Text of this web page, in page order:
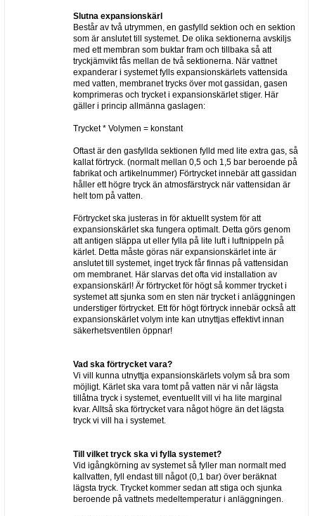
Slutna expansionskärl
Består av två utrymmen, en gasfylld sektion och en sektion
som är anslutet till systemet. De olika sektionerna avskiljs
med ett membran som buktar fram och tillbaka så att
tryckjämvikt fås mellan de två sektionerna. När vattnet
expanderar i systemet fylls expansionskärlets vattensida
med vatten, membranet trycks över mot gassidan, gasen
komprimeras och trycket i expansionskärlet stiger. Här
gäller i princip allmänna gaslagen:
Trycket * Volymen = konstant
Oftast är den gasfyllda sektionen fylld med lite extra gas, så
kallat förtryck. (normalt mellan 0,5 och 1,5 bar beroende på
fabrikat och artikelnummer) Förtrycket innebär att gassidan
håller ett högre tryck än atmosfärstryck när vattensidan är
helt tom på vatten.
Förtrycket ska justeras in för aktuellt system för att
expansionskärlet ska fungera optimalt. Detta görs genom
att antigen släppa ut eller fylla på lite luft i luftnippeln på
kärlet. Detta måste göras när expansionskärlet inte är
anslutet till systemet, inget tryck får finnas på vattensidan
om membranet. Här slarvas det ofta vid installation av
expansionskärl! Är förtrycket för högt så kommer trycket i
systemet att sjunka som en sten när trycket i anläggningen
understiger förtrycket. Ett för högt förtryck innebär också att
expansionskärlet volym inte kan utnyttjas effektivt innan
säkerhetsventilen öppnar!
Vad ska förtrycket vara?
Vi vill kunna utnyttja expansionskärlets volym så bra som
möjligt. Kärlet ska vara tomt på vatten när vi når lägsta
tillåtna tryck i systemet, eventuellt vill vi ha lite marginal
kvar. Alltså ska förtrycket vara något högre än det lägsta
tryck vi vill ha i systemet.
Till vilket tryck ska vi fylla systemet?
Vid igångkörning av systemet så fyller man normalt med
kallvatten, fyll endast till något (0,1 bar) över beräknat
lägsta tryck. Trycket kommer sedan att stiga och sjunka
beroende på vattnets medeltemperatur i anläggningen.